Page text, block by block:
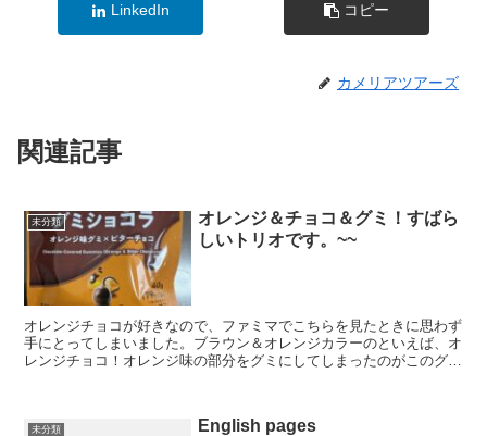
LinkedIn コピー
カメリアツアーズ
関連記事
未分類
オレンジ＆チョコ＆グミ！すばら
しいトリオです。~~
オレンジチョコが好きなので、ファミマでこちらを見たときに思わず
手にとってしまいました。ブラウン＆オレンジカラーのといえば、オ
レンジチョコ！オレンジ味の部分をグミにしてしまったのがこのグミ
未分類 English pages